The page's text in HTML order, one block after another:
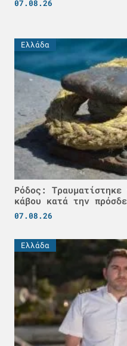
07.08.26
Ελλάδα
Ρόδος:
κάβου κατά την
07.08.26
Ελλάδα